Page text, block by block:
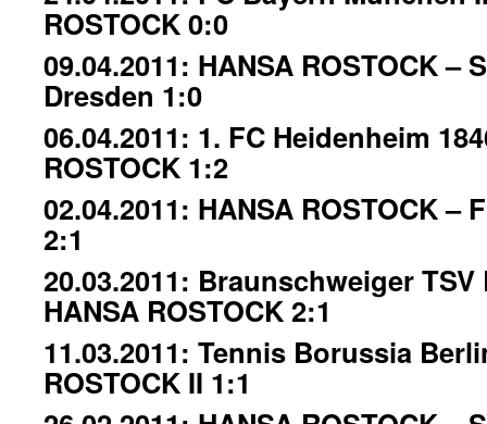
ROSTOCK 0:0
09.04.2011: HANSA ROSTOCK –
Dresden 1:0
06.04.2011: 1. FC Heidenheim
ROSTOCK 1:2
02.04.2011: HANSA ROSTOCK –
2:1
20.03.2011: Braunschweiger
HANSA ROSTOCK 2:1
11.03.2011: Tennis Borussia
ROSTOCK II 1:1